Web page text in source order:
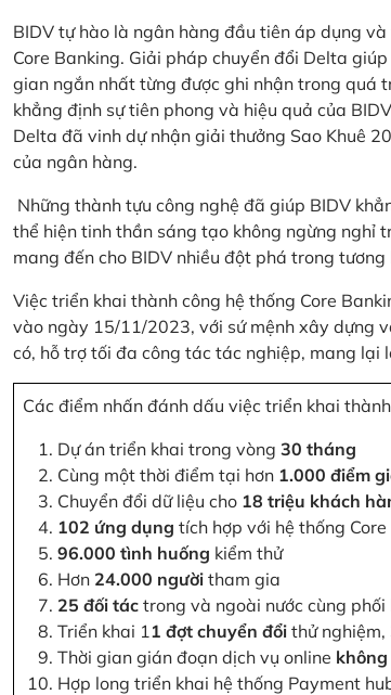
BIDV tự hào là ngân hàng đầu tiên áp dụng
Core Banking. Giải pháp chuyển đổi Delta
gian ngắn nhất từng được ghi nhận trong quá
khẳng định sự tiên phong và hiệu quả của
Delta đã vinh dự nhận giải thưởng Sao Khuê
của ngân hàng.
Những thành tựu công nghệ đã giúp BIDV
thể hiện tinh thần sáng tạo không ngừng nghỉ
mang đến cho BIDV nhiều đột phá trong
Việc triển khai thành công hệ thống Core
vào ngày 15/11/2023, với sứ mệnh xây dựng
có, hỗ trợ tối đa công tác tác nghiệp, mang lại
Các điểm nhấn đánh dấu việc triển khai
Dự án triển khai trong vòng 30 tháng
Cùng một thời điểm tại hơn 1.000 điểm
Chuyển đổi dữ liệu cho 18 triệu khách
102 ứng dụng tích hợp với hệ thống Core
96.000 tình huống kiểm thử
Hơn 24.000 người tham gia
25 đối tác trong và ngoài nước cùng phối
Triển khai 11 đợt chuyển đổi thử
Thời gian gián đoạn dịch vụ online
Hợp long triển khai hệ thống Payment